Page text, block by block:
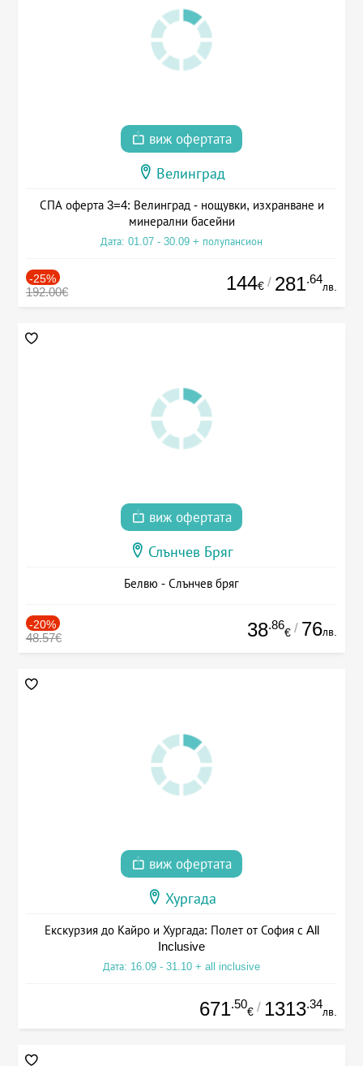
виж офертата
Велинград
СПА оферта 3=4: Велинград - нощувки, изхранване и
минерални басейни
Дата: 01.07 - 30.09 + полупансион
-25%
192.00€ 144€ / 281.64
лв.
виж офертата
Слънчев Бряг
Белвю - Слънчев бряг
-20%
48.57€ 38.86
€ / 76лв.
виж офертата
Хургада
Екскурзия до Кайро и Хургада: Полет от София с All
Inclusive
Дата: 16.09 - 31.10 + all inclusive
671.50
€ / 1313.34
лв.